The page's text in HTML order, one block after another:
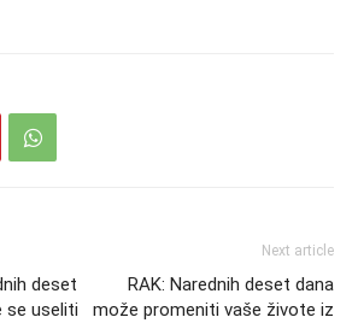
deset
se useliti
Next article
RAK: Narednih deset dana
može promeniti vaše živote iz